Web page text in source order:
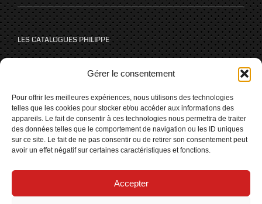
Gérer le consentement
Pour offrir les meilleures expériences, nous utilisons des technologies
telles que les cookies pour stocker et/ou accéder aux informations des
appareils. Le fait de consentir à ces technologies nous permettra de traiter
des données telles que le comportement de navigation ou les ID uniques
sur ce site. Le fait de ne pas consentir ou de retirer son consentement peut
avoir un effet négatif sur certaines caractéristiques et fonctions.
Accepter
LES CATALOGUES PHILIPPE
NOUS SUIVRE SUR LES RÉSEAUX